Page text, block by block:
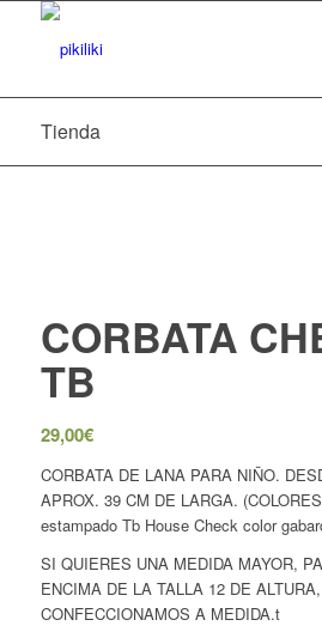
Tienda
CORBATA
TB
29,00€
CORBATA DE LANA PARA NIÑO.
APROX. 39 CM DE LARGA.
estampado Tb House Check color
SI QUIERES UNA MEDIDA MAYOR,
ENCIMA DE LA TALLA 12 DE
CONFECCIONAMOS A MEDIDA.t